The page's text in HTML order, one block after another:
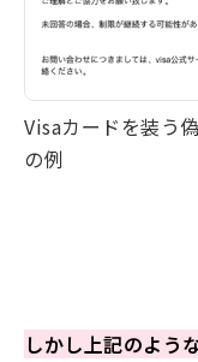
Visaカードを装う
の例
しかし上記のよう